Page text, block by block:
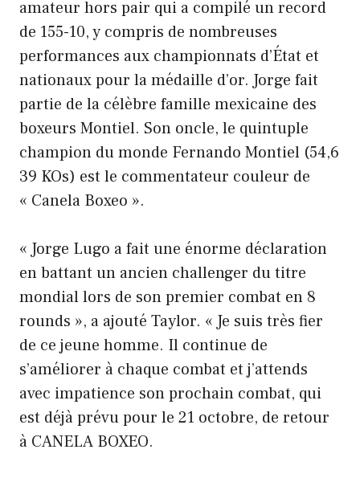
amateur hors pair qui a compilé un record
de 155-10, y compris de nombreuses
performances aux championnats d’État et
nationaux pour la médaille d’or. Jorge fait
partie de la célèbre famille mexicaine des
boxeurs Montiel. Son oncle, le quintuple
champion du monde Fernando Montiel (54,6
39 KOs) est le commentateur couleur de
« Canela Boxeo ».
« Jorge Lugo a fait une énorme déclaration
en battant un ancien challenger du titre
mondial lors de son premier combat en 8
rounds », a ajouté Taylor. « Je suis très fier
de ce jeune homme. Il continue de
s’améliorer à chaque combat et j’attends
avec impatience son prochain combat, qui
est déjà prévu pour le 21 octobre, de retour
à CANELA BOXEO.